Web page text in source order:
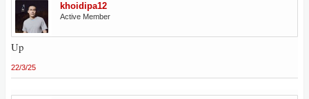
khoidipa12
Active Member
Up
22/3/25